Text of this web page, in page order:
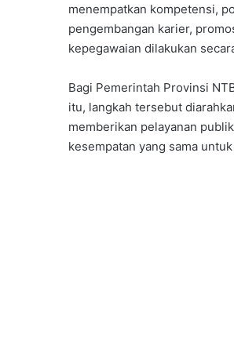
menempatkan kompetensi,
pengembangan karier,
kepegawaian dilakukan
Bagi Pemerintah Provinsi
itu, langkah tersebut
memberikan pelayanan
kesempatan yang sama